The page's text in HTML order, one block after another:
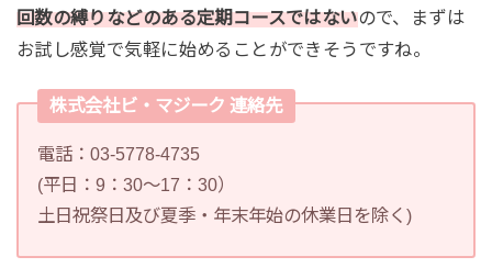
回数の縛りなどのある定期コースではないので、まずは
お試し感覚で気軽に始めることができそうですね。
株式会社ビ・マジーク 連絡先
電話：03-5778-4735
(平日：9：30～17：30）
土日祝祭日及び夏季・年末年始の休業日を除く)